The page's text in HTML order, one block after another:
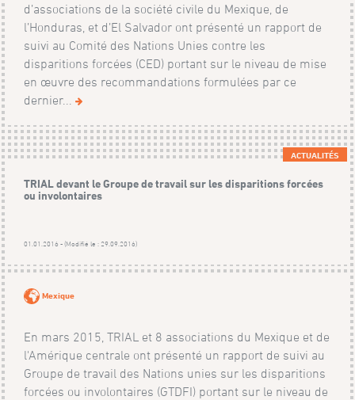
d’associations de la société civile du Mexique, de
l’Honduras, et d’El Salvador ont présenté un rapport de
suivi au Comité des Nations Unies contre les
disparitions forcées (CED) portant sur le niveau de mise
en œuvre des recommandations formulées par ce
dernier...
ACTUALITÉS
TRIAL devant le Groupe de travail sur les disparitions forcées
ou involontaires
01.01.2016 - (Modifié le : 29.09.2016)
Mexique
En mars 2015, TRIAL et 8 associations du Mexique et de
l'Amérique centrale ont présenté un rapport de suivi au
Groupe de travail des Nations unies sur les disparitions
forcées ou involontaires (GTDFI) portant sur le niveau de